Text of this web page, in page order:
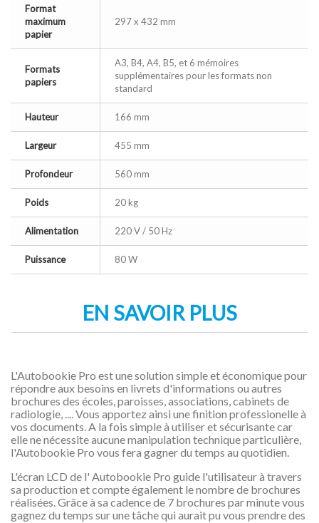
Format
maximum
papier
297 x 432 mm
Formats
papiers
A3, B4, A4, B5, et 6 mémoires
supplémentaires pour les formats non
standard
Hauteur 166 mm
Largeur 455 mm
Profondeur 560 mm
Poids 20 kg
Alimentation 220 V / 50 Hz
Puissance 80 W
EN SAVOIR PLUS
L'Autobookie Pro est une solution simple et économique pour
répondre aux besoins en livrets d'informations ou autres
brochures des écoles, paroisses, associations, cabinets de
radiologie, .... Vous apportez ainsi une finition professionelle à
vos documents. A la fois simple à utiliser et sécurisante car
elle ne nécessite aucune manipulation technique particulière,
l'Autobookie Pro vous fera gagner du temps au quotidien.
L'écran LCD de l' Autobookie Pro guide l'utilisateur à travers
sa production et compte également le nombre de brochures
réalisées. Grâce à sa cadence de 7 brochures par minute vous
gagnez du temps sur une tâche qui aurait pu vous prendre des